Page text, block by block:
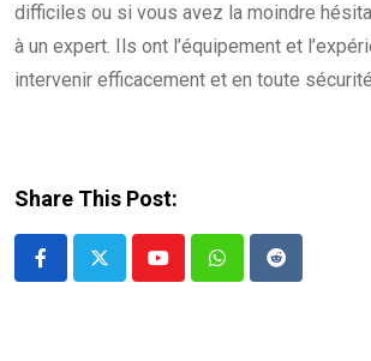
difficiles ou si vous avez la moindre
à un expert. Ils ont l’équipement et
intervenir efficacement et en toute
Share This Post:
YoutubeWhatsappReddit